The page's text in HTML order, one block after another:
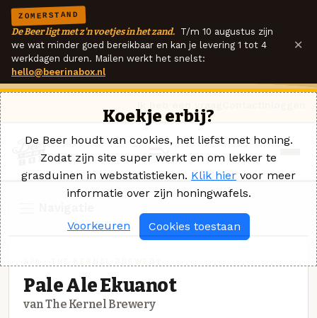
ZOMERSTAND
De Beer ligt met z'n voetjes in het zand. T/m 10 augustus zijn
we wat minder goed bereikbaar en kan je levering 1 tot 4
werkdagen duren. Mailen werkt het snelst:
hello@beerinabox.nl
×
Pale Ale Ekuanot
van The Kernel Brewery
Koekje erbij?
De Beer houdt van cookies, het liefst met honing.
Zodat zijn site super werkt en om lekker te
grasduinen in webstatistieken. Klik hier voor meer
informatie over zijn honingwafels.
Voorkeuren Cookies toestaan